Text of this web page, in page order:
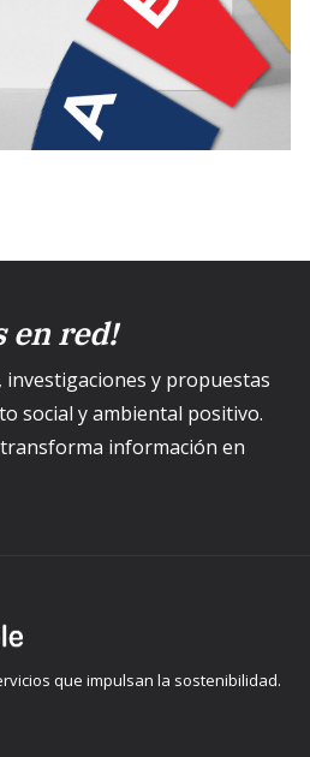
en red!
y propuestas
social y ambiental positivo.
información en
que impulsan la sostenibilidad.